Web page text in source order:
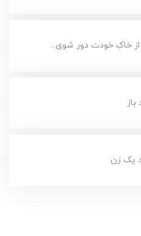
خاکِ خودت دور شوی...
یک زن